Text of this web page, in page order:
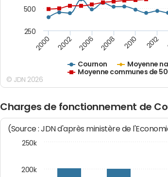
Cournon
Moyenne
Moyenne communes de
2000 2002 2006 2008 2010 2012
250
500
© JDN 2026
Charges de fonctionnement de
(Source : JDN d'après ministère de
200k
250k